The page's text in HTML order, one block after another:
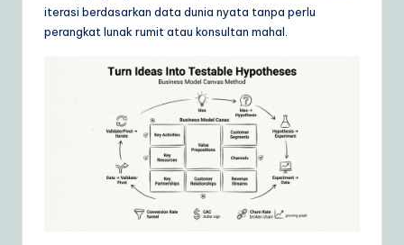
iterasi berdasarkan data dunia nyata tanpa perlu
perangkat lunak rumit atau konsultan mahal.